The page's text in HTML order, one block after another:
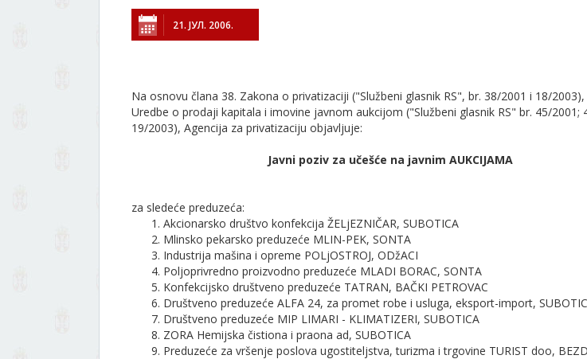
21. ЈУЛ. 2006.
Na osnovu člana 38. Zakona o privatizaciji ("Službeni glasnik RS", br. 38/2001 i 18/2003),
Uredbe o prodaji kapitala i imovine javnom aukcijom ("Službeni glasnik RS" br. 45/2001;
19/2003), Agencija za privatizaciju objavljuje:
Javni poziv za učešće na javnim AUKCIJAMA
za sledeće preduzeća:
Akcionarsko društvo konfekcija ŽELjEZNIČAR, SUBOTICA
Mlinsko pekarsko preduzeće MLIN-PEK, SONTA
Industrija mašina i opreme POLjOSTROJ, ODžACI
Poljoprivredno proizvodno preduzeće MLADI BORAC, SONTA
Konfekcijsko društveno preduzeće TATRAN, BAČKI PETROVAC
Društveno preduzeće ALFA 24, za promet robe i usluga, eksport-import,
Društveno preduzeće MIP LIMARI - KLIMATIZERI, SUBOTICA
ZORA Hemijska čistiona i praona ad, SUBOTICA
Preduzeće za vršenje poslova ugostiteljstva, turizma i trgovine TURIST doo,